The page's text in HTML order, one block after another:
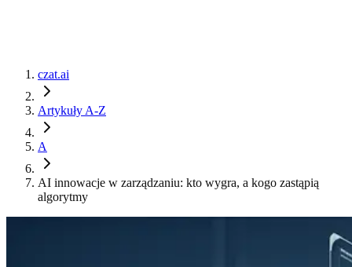
czat.ai
Artykuły A-Z
A
AI innowacje w zarządzaniu: kto wygra, a kogo zastąpią
algorytmy